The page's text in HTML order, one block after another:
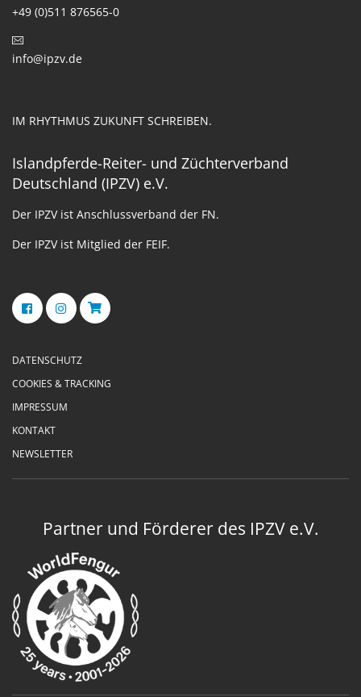
+49 (0)511 876565-0
info@ipzv.de
IM RHYTHMUS ZUKUNFT SCHREIBEN.
Islandpferde-Reiter- und Züchterverband
Deutschland (IPZV) e.V.
Der IPZV ist Anschlussverband der FN.
Der IPZV ist Mitglied der FEIF.
DATENSCHUTZ
COOKIES & TRACKING
IMPRESSUM
KONTAKT
NEWSLETTER
Partner und Förderer des IPZV e.V.